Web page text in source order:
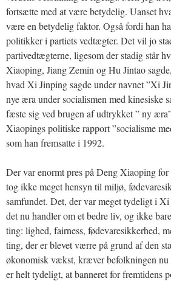
fortsætte med at være betydelig. Uanset
være en betydelig faktor. Også fordi han
politikker i partiets vedtægter. Det vil jo
partivedtægterne, ligesom der stadig står
Xiaoping, Jiang Zemin og Hu Jintao
hvad Xi Jinping sagde under navnet ”Xi
nye æra under socialismen med kinesiske
fæste sig ved brugen af udtrykket ” ny
Xiaopings politiske rapport ”socialisme
som han fremsatte i 1992.
Der var enormt pres på Deng Xiaoping
tog ikke meget hensyn til miljø,
samfundet. Det, der var meget tydeligt i
det nu handler om et bedre liv, og ikke
ting: lighed, fairness, fødevaresikkerhed,
ting, der er blevet værre på grund af den
økonomisk vækst, kræver befolkningen nu
er helt tydeligt, at banneret for fremtidens